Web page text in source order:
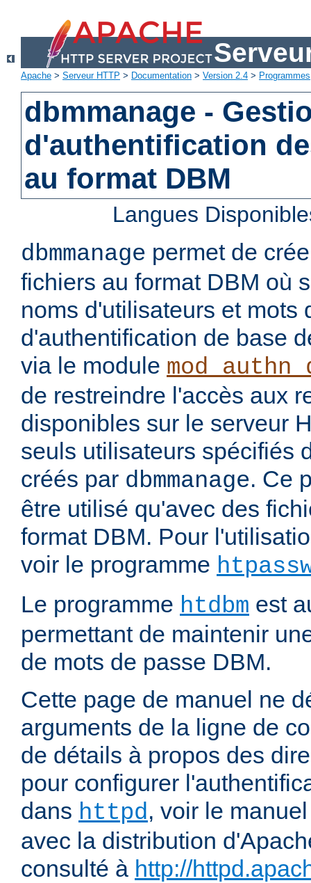
Apache > Serveur HTTP > Documentation > Version 2.4 > Programmes
dbmmanage -
d'authentification
au format DBM
Langues
dbmmanage permet de
fichiers au format DBM où
noms d'utilisateurs et mots
d'authentification de base
via le module
de restreindre l'accès aux
disponibles sur le serveur
seuls utilisateurs spécifiés
créés par dbmmanage. Ce
être utilisé qu'avec des
format DBM. Pour
voir le programme
Le programme htdbm est
permettant de maintenir
de mots de passe DBM.
Cette page de manuel ne
arguments de la ligne de
de détails à propos des
pour configurer
dans httpd, voir le
avec la distribution
consulté à http://